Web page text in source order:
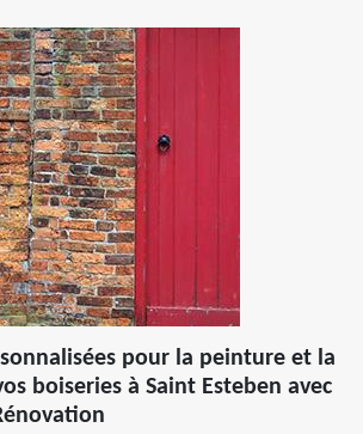
pour la peinture et la
boiseries à Saint Esteben avec